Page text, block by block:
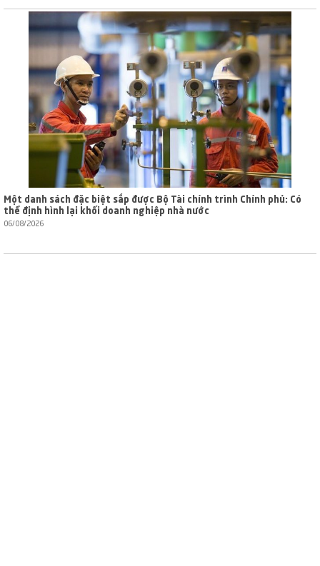
Một danh sách đặc biệt sắp được Bộ Tài chính trình Chính phủ: Có
thể định hình lại khối doanh nghiệp nhà nước
06/08/2026